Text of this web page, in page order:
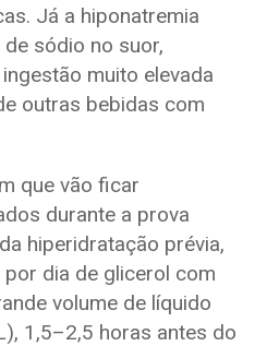
Já a hiponatremia
sódio no suor,
muito elevada
outras bebidas com
que vão ficar
durante a prova
hiperidratação prévia,
dia de glicerol com
volume de líquido
1,5–2,5 horas antes do